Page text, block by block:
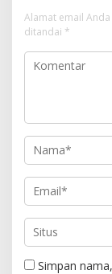
Alamat email
ditandai *
Simpan